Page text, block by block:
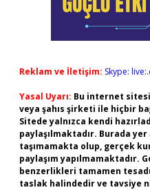
Reklam ve İletişim: Skype:
Yasal Uyarı: Bu internet
veya şahıs şirketi ile hiçbir
Sitede yalnızca kendi
paylaşılmaktadır. Burada
taşımamakta olup, gerçek
paylaşım yapılmamaktadır.
benzerlikleri tamamen
taslak halindedir ve tavsiye